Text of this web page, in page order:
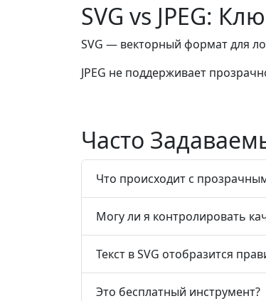
SVG vs JPEG:
SVG — векторный формат для
JPEG не поддерживает
Часто
Что происходит с
Могу ли я контролировать
Текст в SVG отобразится
Это бесплатный инструмент?